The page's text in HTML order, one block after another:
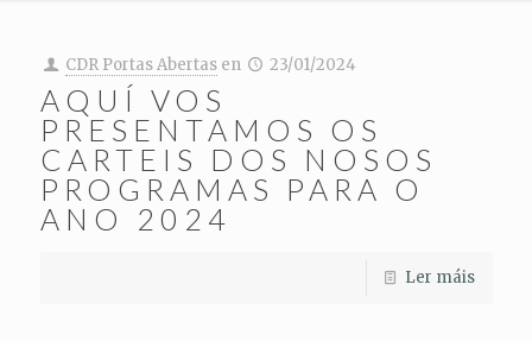
CDR Portas Abertas en 23/01/2024
AQUÍ VOS
PRESENTAMOS OS
CARTEIS DOS NOSOS
PROGRAMAS PARA O
ANO 2024
Ler máis